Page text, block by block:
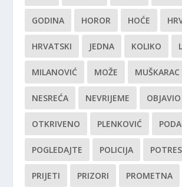
GODINA HOROR HOĆE
HRVATSKI JEDNA KOLIKO
MILANOVIĆ MOŽE MUŠKARAC
NESREĆA NEVRIJEME OBJAVIO
OTKRIVENO PLENKOVIĆ
POGLEDAJTE POLICIJA POTRES
PRIJETI PRIZORI PROMETNA